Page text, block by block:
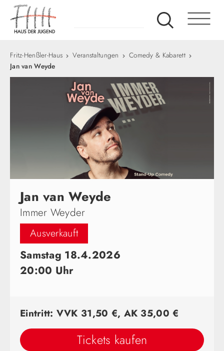
Fritz-Henßler-Haus Veranstaltungen
Comedy & Kabarett
Jan van Weyde
Jan van Weyde
Immer Weyder
Ausverkauft
Samstag 18.4.2026
20:00 Uhr
Eintritt: VVK 31,50 €, AK 35,00 €
Tickets kaufen